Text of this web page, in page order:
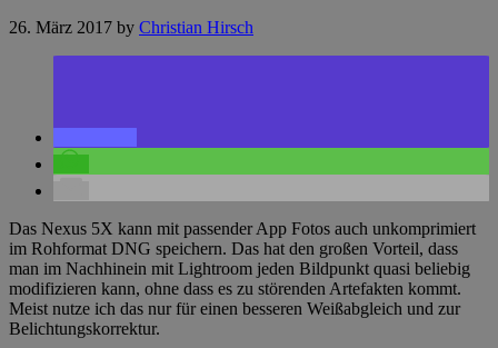
26. März 2017 by Christian Hirsch
Das Nexus 5X kann mit passender App Fotos auch unkomprimiert
im Rohformat DNG speichern. Das hat den großen Vorteil, dass
man im Nachhinein mit Lightroom jeden Bildpunkt quasi beliebig
modifizieren kann, ohne dass es zu störenden Artefakten kommt.
Meist nutze ich das nur für einen besseren Weißabgleich und zur
Belichtungskorrektur.